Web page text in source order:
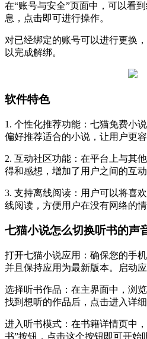
在“账号与安全”页面中，可以看
息，点击即可进行操作。
对已经绑定的账号可以进行更换
以完成解绑。‌
软件特色
1. 个性化推荐功能：七猫免费小
偏好推荐适合的小说，让用户更
2. 互动社区功能：在平台上与其
得和感想，增加了用户之间的互动
3. 支持离线阅读：用户可以将喜
线阅读，方便用户在没有网络的情
七猫小说怎么切换听书的声
打开七猫小说应用‌：确保您的手
并且保持应用为最新版本。启动
选择听书作品‌：在主界面中，浏
找到想听的作品后，点击进入详细
进入听书模式‌：在书籍详情页中
书”按钮，点击这个按钮即可开始